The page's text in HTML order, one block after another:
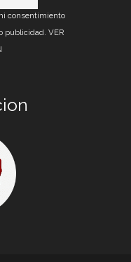
consentimiento
publicidad. VER